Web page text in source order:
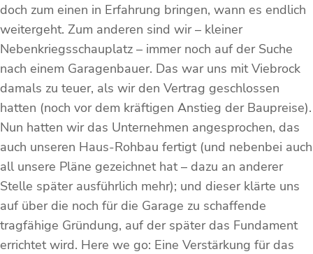
doch zum einen in Erfahrung bringen, wann es endlich
weitergeht. Zum anderen sind wir – kleiner
Nebenkriegsschauplatz – immer noch auf der Suche
nach einem Garagenbauer. Das war uns mit Viebrock
damals zu teuer, als wir den Vertrag geschlossen
hatten (noch vor dem kräftigen Anstieg der Baupreise).
Nun hatten wir das Unternehmen angesprochen, das
auch unseren Haus-Rohbau fertigt (und nebenbei auch
all unsere Pläne gezeichnet hat – dazu an anderer
Stelle später ausführlich mehr); und dieser klärte uns
auf über die noch für die Garage zu schaffende
tragfähige Gründung, auf der später das Fundament
errichtet wird. Here we go: Eine Verstärkung für das